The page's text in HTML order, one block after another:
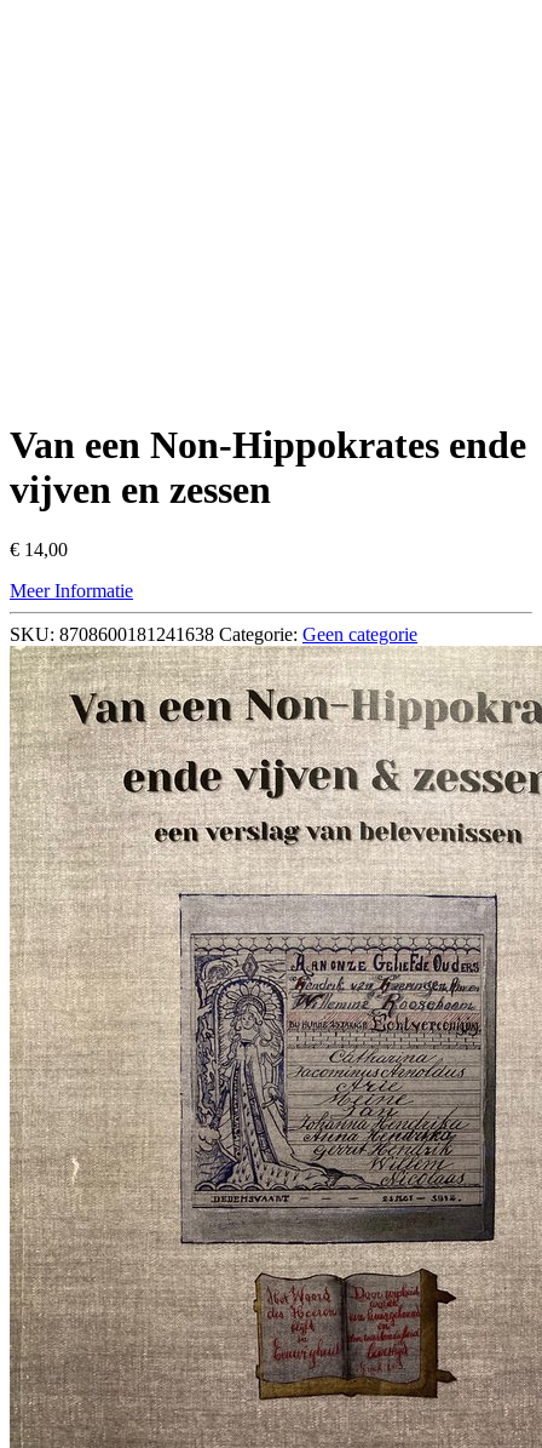
Van een Non-Hippokrates ende
vijven en zessen
€ 14,00
Meer Informatie
SKU: 8708600181241638 Categorie: Geen categorie